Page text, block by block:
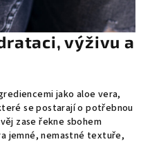
výživu a
jako aloe vera,
se postarají o potřebnou
zase řekne sbohem
jemné, nemastné textuře,